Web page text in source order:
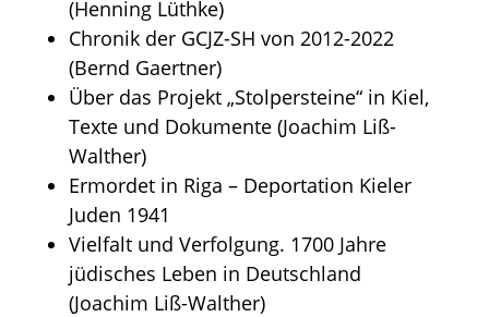
(Henning Lüthke)
Chronik der GCJZ-SH von 2012-2022
(Bernd Gaertner)
Über das Projekt „Stolpersteine“ in Kiel,
Texte und Dokumente (Joachim Liß-
Walther)
Ermordet in Riga – Deportation Kieler
Juden 1941
Vielfalt und Verfolgung. 1700 Jahre
jüdisches Leben in Deutschland
(Joachim Liß-Walther)